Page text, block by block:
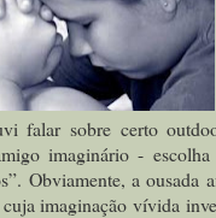
falar sobre certo
imaginário - escolha
Obviamente, a ousada
imaginação vívida